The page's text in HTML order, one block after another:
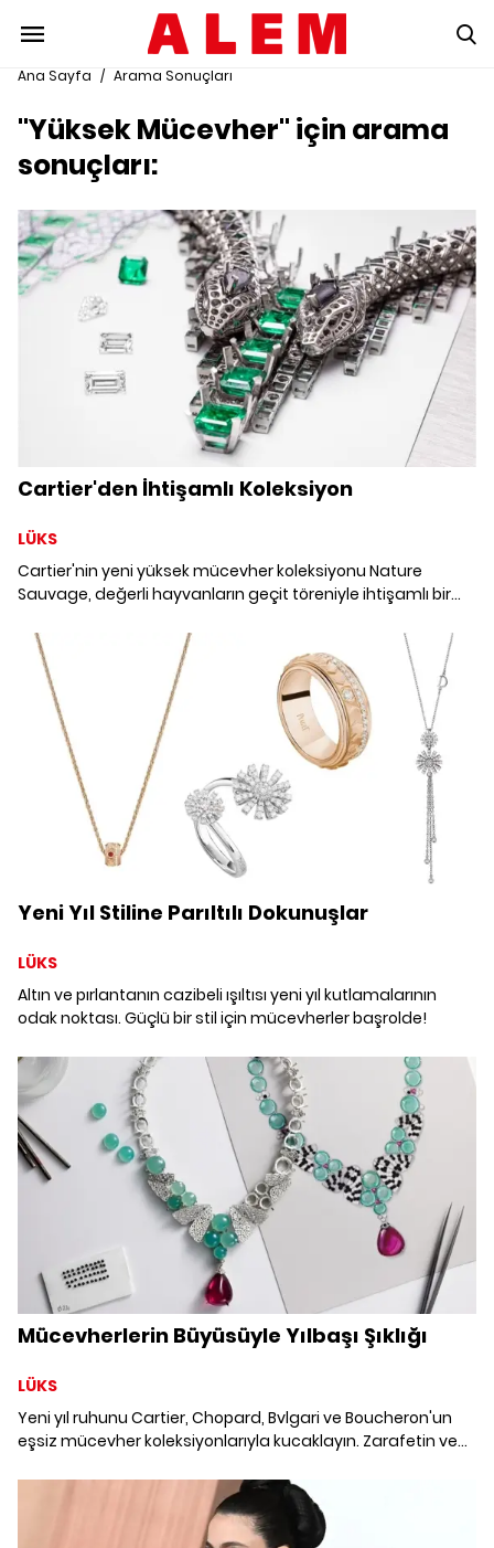
Ana Sayfa / Arama Sonuçları
"Yüksek Mücevher" için arama
sonuçları:
Cartier'den İhtişamlı Koleksiyon
LÜKS
Cartier'nin yeni yüksek mücevher koleksiyonu Nature
Sauvage, değerli hayvanların geçit töreniyle ihtişamlı bir
çıkan parçalarıyla tanışmaya hazır mısınız?
Yeni Yıl Stiline Parıltılı Dokunuşlar
LÜKS
Altın ve pırlantanın cazibeli ışıltısı yeni yıl kutlamalarının
odak noktası. Güçlü bir stil için mücevherler başrolde!
Mücevherlerin Büyüsüyle Yılbaşı Şıklığı
LÜKS
Yeni yıl ruhunu Cartier, Chopard, Bvlgari ve Boucheron'un
eşsiz mücevher koleksiyonlarıyla kucaklayın. Zarafetin ve
veya kendiniz için unutulmaz birer hediye olacak!